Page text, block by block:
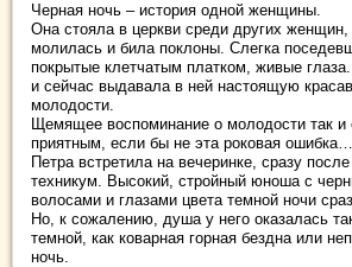
Черная ночь – история одной женщины.
Она стояла в церкви среди других женщин,
молилась и била поклоны. Слегка
покрытые клетчатым платком, живые
и сейчас выдавала в ней настоящую
молодости.
Щемящее воспоминание о молодости так и
приятным, если бы не эта роковая ошибка…
Петра встретила на вечеринке, сразу
техникум. Высокий, стройный юноша с
волосами и глазами цвета темной ночи
Но, к сожалению, душа у него оказалась
темной, как коварная горная бездна или
ночь.